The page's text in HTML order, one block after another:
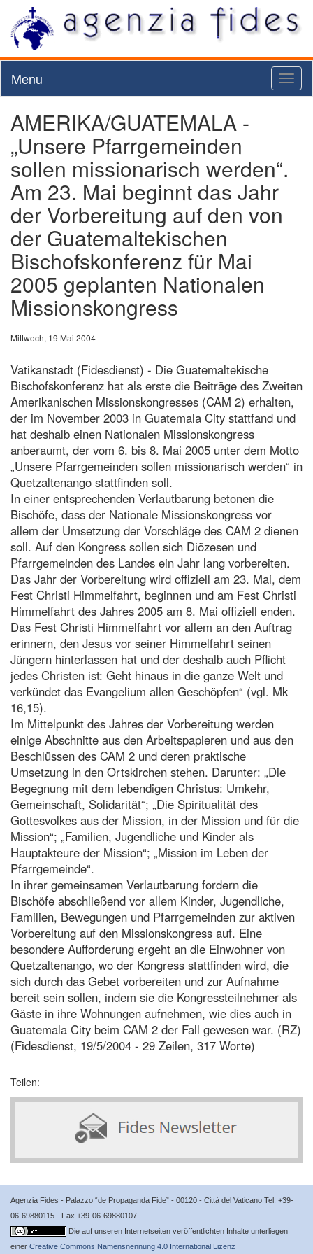
Menu
AMERIKA/GUATEMALA -
„Unsere Pfarrgemeinden
sollen missionarisch werden“.
Am 23. Mai beginnt das Jahr
der Vorbereitung auf den von
der Guatemaltekischen
Bischofskonferenz für Mai
2005 geplanten Nationalen
Missionskongress
Mittwoch, 19 Mai 2004
Vatikanstadt (Fidesdienst) - Die Guatemaltekische
Bischofskonferenz hat als erste die Beiträge des Zweiten
Amerikanischen Missionskongresses (CAM 2) erhalten,
der im November 2003 in Guatemala City stattfand und
hat deshalb einen Nationalen Missionskongress
anberaumt, der vom 6. bis 8. Mai 2005 unter dem Motto
„Unsere Pfarrgemeinden sollen missionarisch werden“ in
Quetzaltenango stattfinden soll.
In einer entsprechenden Verlautbarung betonen die
Bischöfe, dass der Nationale Missionskongress vor
allem der Umsetzung der Vorschläge des CAM 2 dienen
soll. Auf den Kongress sollen sich Diözesen und
Pfarrgemeinden des Landes ein Jahr lang vorbereiten.
Das Jahr der Vorbereitung wird offiziell am 23. Mai, dem
Fest Christi Himmelfahrt, beginnen und am Fest Christi
Himmelfahrt des Jahres 2005 am 8. Mai offiziell enden.
Das Fest Christi Himmelfahrt vor allem an den Auftrag
erinnern, den Jesus vor seiner Himmelfahrt seinen
Jüngern hinterlassen hat und der deshalb auch Pflicht
jedes Christen ist: Geht hinaus in die ganze Welt und
verkündet das Evangelium allen Geschöpfen“ (vgl. Mk
16,15).
Im Mittelpunkt des Jahres der Vorbereitung werden
einige Abschnitte aus den Arbeitspapieren und aus den
Beschlüssen des CAM 2 und deren praktische
Umsetzung in den Ortskirchen stehen. Darunter: „Die
Begegnung mit dem lebendigen Christus: Umkehr,
Gemeinschaft, Solidarität“; „Die Spiritualität des
Gottesvolkes aus der Mission, in der Mission und für die
Mission“; „Familien, Jugendliche und Kinder als
Hauptakteure der Mission“; „Mission im Leben der
Pfarrgemeinde“.
In ihrer gemeinsamen Verlautbarung fordern die
Bischöfe abschließend vor allem Kinder, Jugendliche,
Familien, Bewegungen und Pfarrgemeinden zur aktiven
Vorbereitung auf den Missionskongress auf. Eine
besondere Aufforderung ergeht an die Einwohner von
Quetzaltenango, wo der Kongress stattfinden wird, die
sich durch das Gebet vorbereiten und zur Aufnahme
bereit sein sollen, indem sie die Kongressteilnehmer als
Gäste in ihre Wohnungen aufnehmen, wie dies auch in
Guatemala City beim CAM 2 der Fall gewesen war. (RZ)
(Fidesdienst, 19/5/2004 - 29 Zeilen, 317 Worte)
Teilen:
Agenzia Fides - Palazzo “de Propaganda Fide” - 00120 - Città del Vaticano Tel. +39-
06-69880115 - Fax +39-06-69880107
Die auf unseren Internetseiten veröffentlichten Inhalte unterliegen
einer Creative Commons Namensnennung 4.0 International Lizenz